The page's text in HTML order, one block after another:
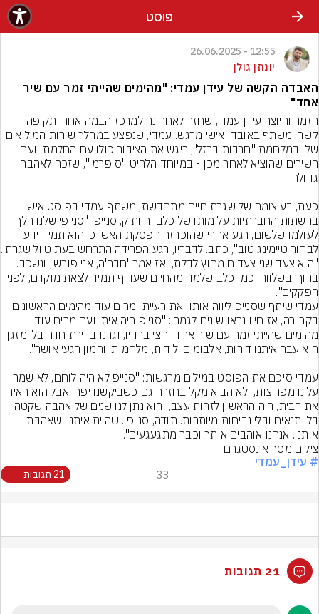
פוסט
12:55 - 26.06.2025
יונתן גולן
האבדה הקשה של עידן עמדי: "מהימים שהייתי זמר עם שיר
אחד"
ברשתות החברתיות על מותו של כלבו הוותיק, סנייפ: "סנייפי שלנו הלך
הפקקים".
בקריירה, אז חייו נראו שונים לגמרי: "סנייפ היה איתי ועם מרים עוד
עלינו מפריצות, ולא הביא מקל בחזרה גם כשביקשנו יפה. אבל הוא האיר
בלי תנאים ובלי נביחות מיותרות. תודה, סנייפי. שהיית איתנו. שאהבת
אותנו. אנחנו אוהבים אותך וכבר מתגעגעים".
צילום מסך אינסטגרם
# עידן_עמדי
33 21 תגובות
21 תגובות